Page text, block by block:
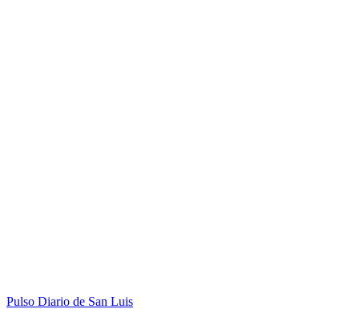
Pulso Diario de San Luis